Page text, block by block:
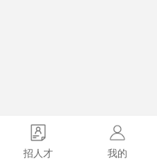
招人才 我的